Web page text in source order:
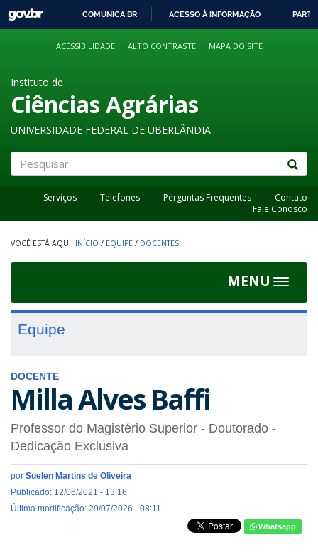
PARA
O
GOVBR
COMUNICA BR ACESSO À INFORMAÇÃO
ACESSIBILIDADE ALTO CONTRASTE MAPA DO SITE
Instituto de
Ciências Agrárias
UNIVERSIDADE FEDERAL DE UBERLÂNDIA
Serviços Telefones Perguntas Frequentes
Contato
Fale Conosco
INÍCIO / EQUIPE / DOCENTES
MENU
Toggle
Equipe
DOCENTE
Milla Alves Baffi
Professor do Magistério Superior - Doutorado -
Dedicação Exclusiva
por Suelen Martins de Oliveira
Publicado: 12/06/2021 - 13:16
Última modificação: 29/07/2026 - 08:11
Whatsapp